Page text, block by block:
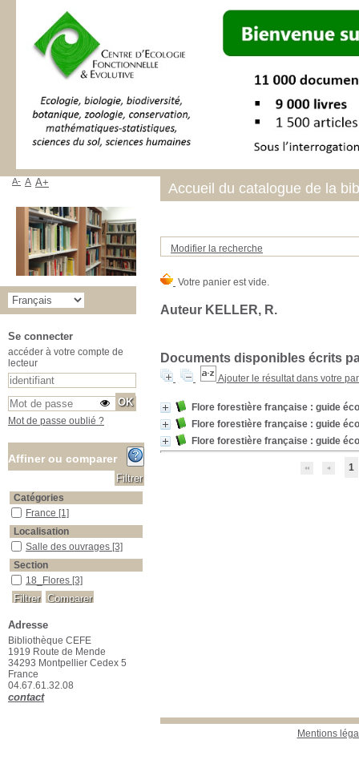
Modifier la recherche
Auteur KELLER, R.
Documents disponibles écrits
Ajouter le résultat dans votre
Flore forestière française : guide
Flore forestière française : guide
Flore forestière française : guide
1
Mentions
Accueil du catalogue de la
A- A A+
Se connecter
accéder à votre compte de
lecteur
Mot de passe oublié ?
Affiner ou comparer
Catégories
FranceFrance [1]
Localisation
Salle des ouvrages
Salle des ouvrages [3]
Section
18_Flores
18_Flores [3]
Adresse
Bibliothèque CEFE
1919 Route de Mende
34293 Montpellier Cedex 5
France
04.67.61.32.08
contact